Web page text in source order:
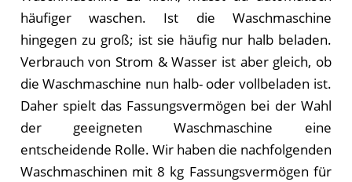
häufiger waschen. Ist die Waschmaschine
hingegen zu groß; ist sie häufig nur halb beladen.
Verbrauch von Strom & Wasser ist aber gleich, ob
die Waschmaschine nun halb- oder vollbeladen ist.
Daher spielt das Fassungsvermögen bei der Wahl
der geeigneten Waschmaschine eine
entscheidende Rolle. Wir ha­ben die nachfolgenden
Waschmaschinen mit 8 kg Fassungsvermögen für